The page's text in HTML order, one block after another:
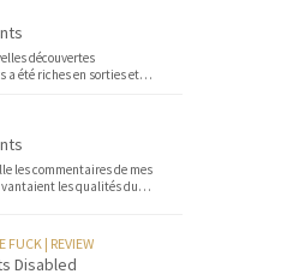
découvertes
a été riches en sorties et…
les commentaires de mes
vantaient les qualités du…
FUCK | REVIEW
Disabled